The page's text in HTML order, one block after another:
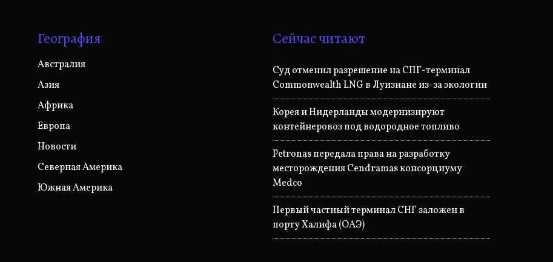
География
Австралия
Азия
Африка
Европа
Новости
Северная Америка
Южная Америка
Сейчас читают
Суд отменил разрешение на СПГ-терминал
Commonwealth LNG в Луизиане из-за экологии
Корея и Нидерланды модернизируют
контейнеровоз под водородное топливо
Petronas передала права на разработку
месторождения Cendramas консорциуму
Medco
Первый частный терминал СНГ заложен в
порту Халифа (ОАЭ)